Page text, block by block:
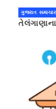
ગુજરાત સમાચાર